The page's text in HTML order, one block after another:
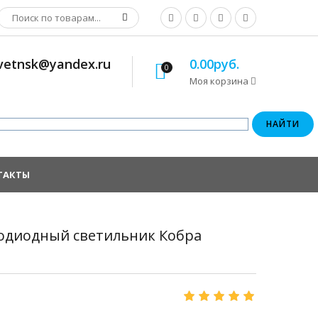
0 0.00руб.
Моя корзина
светильник Кобра